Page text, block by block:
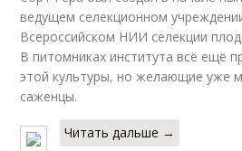
ведущем селекционном
Всероссийском НИИ селекции
В питомниках института всё ещё
этой культуры, но желающие уже
саженцы.
Читать дальше →